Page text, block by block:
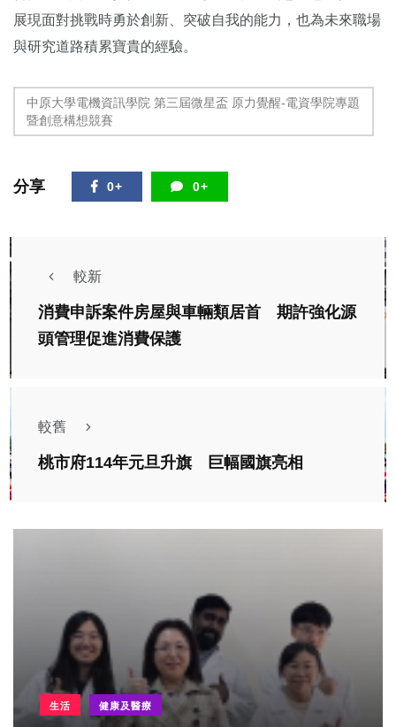
展現面對挑戰時勇於創新、突破自我的能力，也為未來職場
與研究道路積累寶貴的經驗。
中原大學電機資訊學院 第三屆微星盃 原力覺醒-電資學院專題
暨創意構想競賽
分享 0+ 0+
較新
消費申訴案件房屋與車輛類居首 期許強化源
頭管理促進消費保護
較舊
桃市府114年元旦升旗 巨幅國旗亮相
生活 健康及醫療